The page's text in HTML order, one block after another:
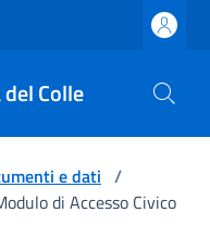
Colle
e dati /
di Accesso Civico